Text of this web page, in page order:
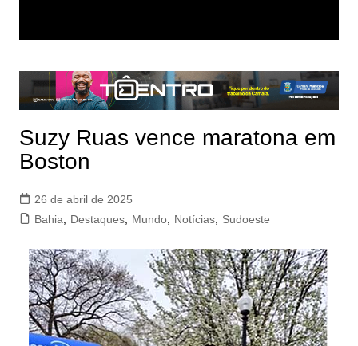
Suzy Ruas vence maratona em
Boston
26 de abril de 2025
Bahia, Destaques, Mundo, Notícias, Sudoeste